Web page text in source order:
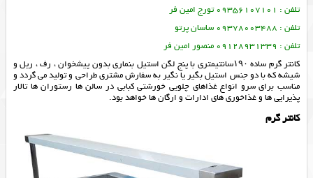
تلفن : 09356107101 تورج امین فر
تلفن : 09378003488 ساسان پرتو
تلفن : 09128931339 منصور امین فر
کانتر گرم ساده ۱۹۰سانتیمتری با پنج لگن استیل بنماری بدون پیشخوان ، رف ، ریل و
شیشه که با دو جنس استیل بگیر یا نگیر به سفارش مشتری طراحی و تولید می گردد و
مناسب برای سرو انواع غذاهای چلویی خورشتی کبابی در سالن ها رستوران ها تالار
پذیرایی ها و غذاخوری های ادارات و ارگان ها خواهد بود.
کانتر گرم